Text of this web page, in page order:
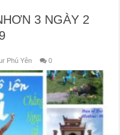
3 NGÀY 2
Phú Yên 0